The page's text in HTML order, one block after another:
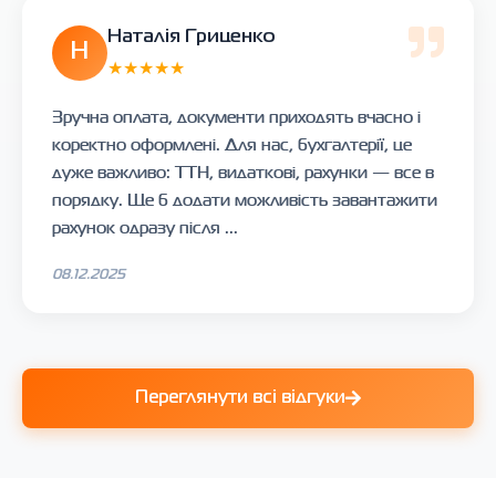
Н
Наталія Гриценко
★★★★★
Зручна оплата, документи приходять вчасно і
коректно оформлені. Для нас, бухгалтерії, це
дуже важливо: ТТН, видаткові, рахунки — все в
порядку. Ще б додати можливість завантажити
рахунок одразу після ...
08.12.2025
Переглянути всі відгуки